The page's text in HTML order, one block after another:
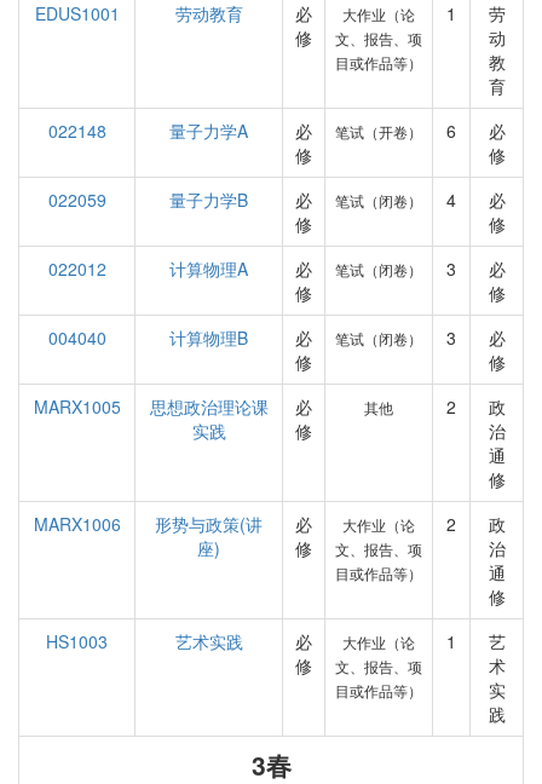
EDUS1001
劳动教育
必
修
大作业（论
文、报告、项
目或作品等）
1
劳
动
教
育
022148
量子力学A
必
修
笔试（开卷） 6
必
修
022059
量子力学B
必
修
笔试（闭卷） 4
必
修
022012
计算物理A
必
修
笔试（闭卷） 3
必
修
004040
计算物理B
必
修
笔试（闭卷） 3
必
修
MARX1005
思想政治理论课
实践
必
修
其他 2
政
治
通
修
MARX1006
形势与政策(讲
座)
必
修
大作业（论
文、报告、项
目或作品等）
2
政
治
通
修
HS1003
艺术实践
必
修
大作业（论
文、报告、项
目或作品等）
1
艺
术
实
践
3春